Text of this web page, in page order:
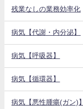
残業なしの業務効率化
病気【代謝・内分泌】
病気【呼吸器】
病気【循環器】
病気【悪性腫瘍(ガン)】